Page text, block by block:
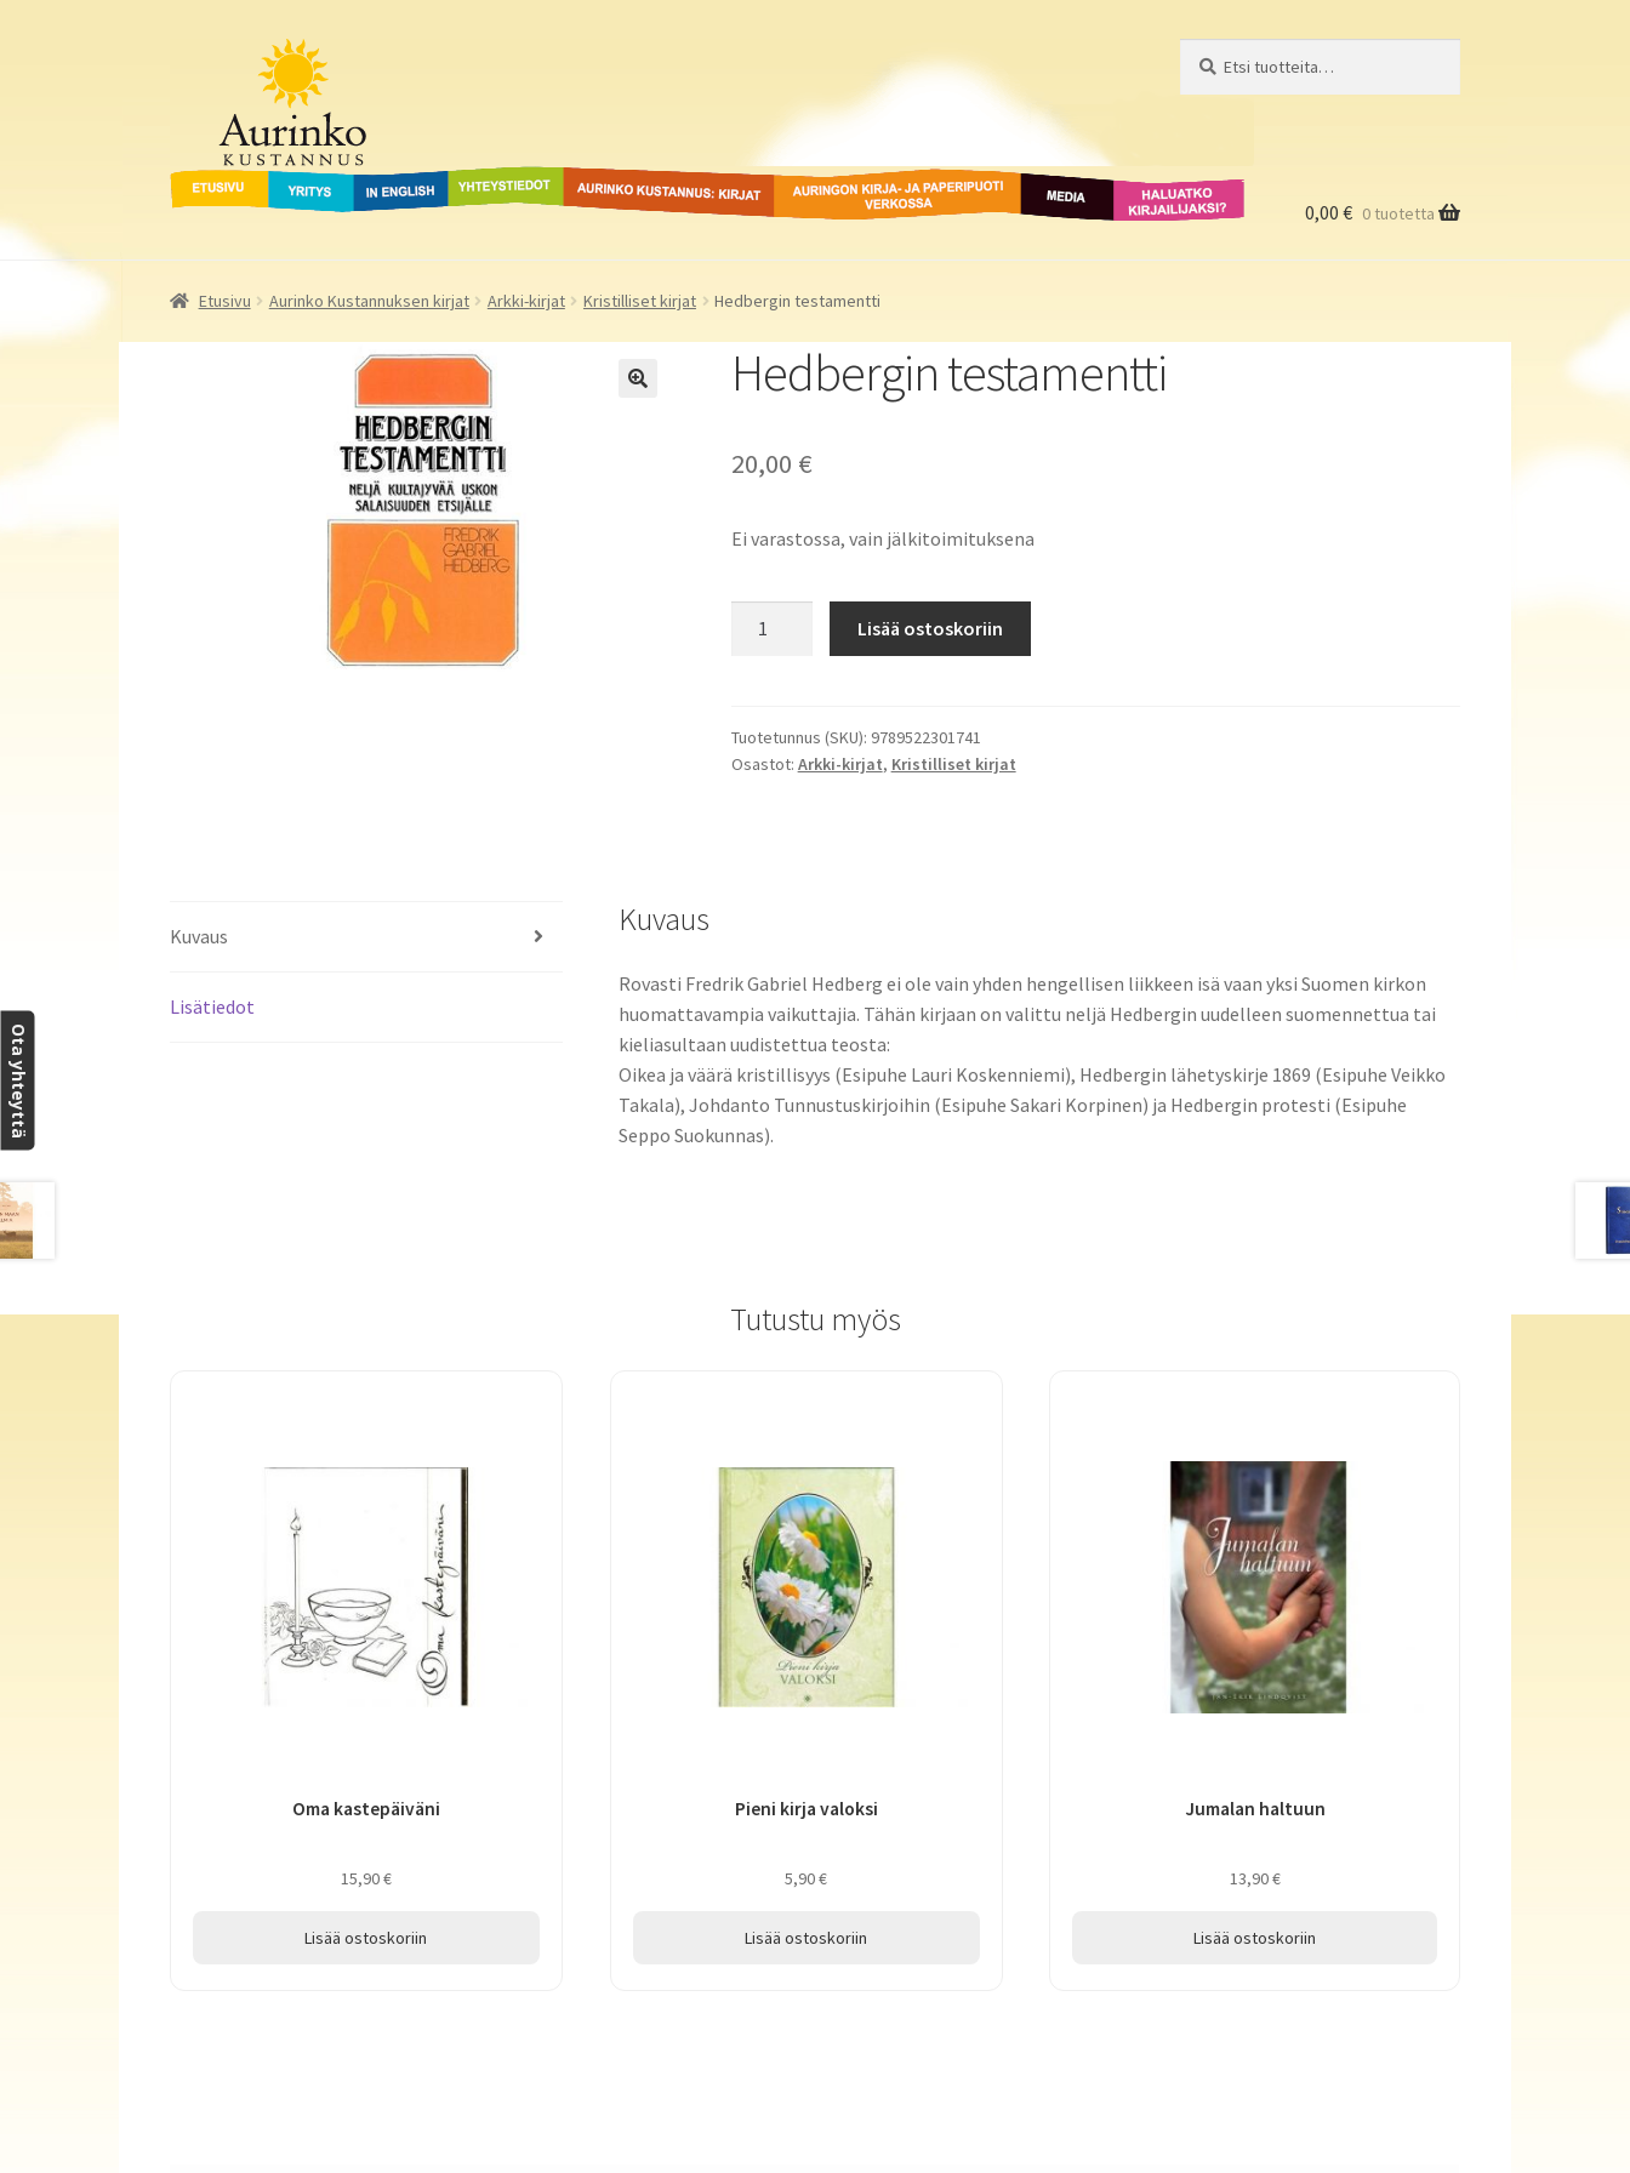
navigointiin
Aurinko Kustannus
Etusivu Yritys In English Yhteystiedot Aurinko Kustannus: kirjat Auringon kirja- ja
paperipuodit verkossa
Media
Haluatko
kirjailijaksi?
0,00 € 0 tuotetta
Etusivu Aurinko Kustannuksen kirjat Arkki-kirjat Kristilliset kirjat Hedbergin testamentti
Hedbergin testamentti
20,00 €
Ei varastossa, vain jälkitoimituksena
Lisää ostoskoriin
Tuotetunnus (SKU): 9789522301741
Osastot: Arkki-kirjat, Kristilliset kirjat
Kuvaus
Lisätiedot
Kuvaus
Rovasti Fredrik Gabriel Hedberg ei ole vain yhden hengellisen liikkeen isä vaan yksi Suomen kirkon
huomattavampia vaikuttajia. Tähän kirjaan on valittu neljä Hedbergin uudelleen suomennettua tai
kieliasultaan uudistettua teosta:
Oikea ja väärä kristillisyys (Esipuhe Lauri Koskenniemi), Hedbergin lähetyskirje 1869 (Esipuhe Veikko
Takala), Johdanto Tunnustuskirjoihin (Esipuhe Sakari Korpinen) ja Hedbergin protesti (Esipuhe
Seppo Suokunnas).
Tutustu myös
Oma kastepäiväni
15,90€
Lisää ostoskoriin
Pieni kirja valoksi
5,90€
Lisää ostoskoriin
Jumalan haltuun
13,90€
Lisää ostoskoriin
Ota yhteyttä